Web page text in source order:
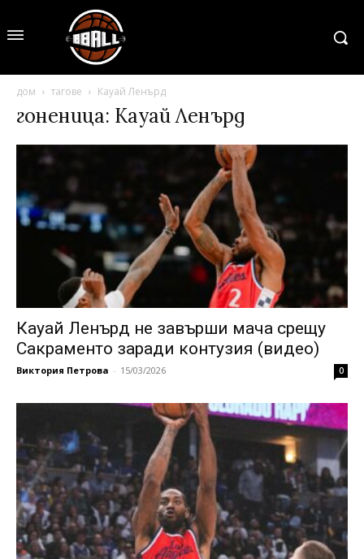
дом тагове Кауай Ленърд
гоненица: Кауай Ленърд
Кауай Ленърд не завърши мача срещу
Сакраменто заради контузия (видео)
Виктория Петрова - 15/03/2026 0